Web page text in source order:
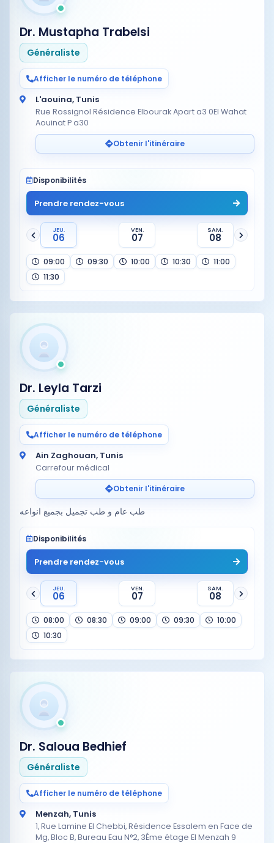
Dr. Mustapha Trabelsi
Généraliste
Afficher le numéro de téléphone
L'aouina, Tunis
Rue Rossignol Résidence Elbourak Apart a3 0El Wahat
Aouinat P a30
Obtenir l'itinéraire
Disponibilités
Prendre rendez-vous
JEU.
06
VEN.
07
SAM.
08
09:00 09:30 10:00 10:30
11:00
11:30
Dr. Leyla Tarzi
Généraliste
Afficher le numéro de téléphone
Ain Zaghouan, Tunis
Carrefour médical
Obtenir l'itinéraire
طب عام و طب تجميل بجميع انواعه
Disponibilités
Prendre rendez-vous
JEU.
06
VEN.
07
SAM.
08
08:00 08:30 09:00 09:30
10:00
10:30
Dr. Saloua Bedhief
Généraliste
Afficher le numéro de téléphone
Menzah, Tunis
1, Rue Lamine El Chebbi, Résidence Essalem en Face de
Mg, Bloc B, Bureau Eau N°2, 3Éme étage El Menzah 9